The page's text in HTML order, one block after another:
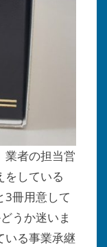
者の担当営
をしている
3冊用意して
うか迷いま
いる事業承継